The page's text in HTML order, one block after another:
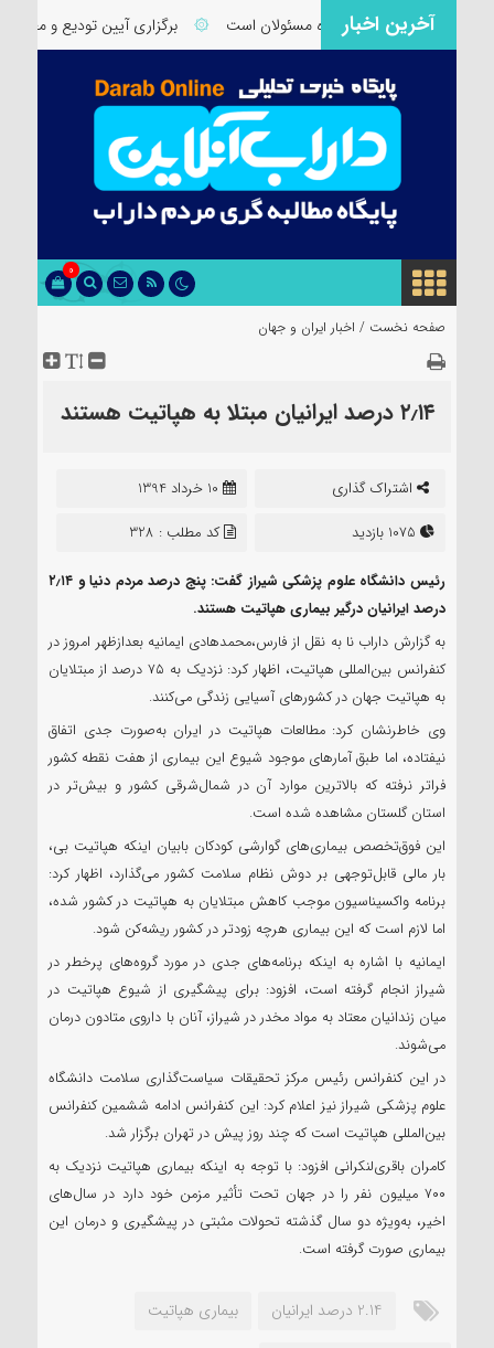
آخرین اخبار
نیازمند توجه ویژه مسئولان است ۞ برگزاری آیین تودیع و معارفه
0
صفحه نخست / اخبار ایران و جهان
۲٫۱۴ درصد ایرانیان مبتلا به هپاتیت هستند
اشتراک گذاری
10 خرداد 1394
کد مطلب : 328
رئیس دانشگاه علوم پزشکی شیراز گفت: پنج درصد مردم دنیا و ۲٫۱۴
درصد ایرانیان درگیر بیماری هپاتیت هستند.
به گزارش داراب نا به نقل از فارس،محمدهادی ایمانیه بعدازظهر امروز در
کنفرانس بین‌المللی هپاتیت، اظهار کرد: نزدیک به ۷۵ درصد از مبتلایان
به هپاتیت جهان در کشورهای آسیایی زندگی می‌کنند.
وی خاطرنشان کرد: مطالعات هپاتیت در ایران به‌صورت جدی اتفاق
نیفتاده، اما طبق آمارهای موجود شیوع این بیماری از هفت نقطه کشور
فراتر نرفته که بالاترین موارد آن در شمال‌شرقی کشور و بیش‌تر در
استان گلستان مشاهده‌ شده است.
این فوق‌تخصص بیماری‌های گوارشی کودکان بابیان اینکه هپاتیت بی،
بار مالی قابل‌توجهی بر دوش نظام سلامت کشور می‌گذارد، اظهار کرد:
برنامه واکسیناسیون موجب کاهش مبتلایان به هپاتیت در کشور شده،
اما لازم است که این بیماری هرچه زودتر در کشور ریشه‌کن شود.
ایمانیه با اشاره به اینکه برنامه‌های جدی در مورد گروه‌های پرخطر در
شیراز انجام‌ گرفته است، افزود: برای پیشگیری از شیوع هپاتیت در
میان زندانیان معتاد به مواد مخدر در شیراز، آنان با داروی متادون درمان
می‌شوند.
در این کنفرانس رئیس مرکز تحقیقات سیاست‌گذاری سلامت دانشگاه
علوم پزشکی شیراز نیز اعلام کرد: این کنفرانس ادامه ششمین کنفرانس
بین‌المللی هپاتیت است که چند روز پیش در تهران برگزار شد.
کامران باقری‌لنکرانی افزود: با توجه به اینکه بیماری هپاتیت نزدیک به
۷۰۰ میلیون نفر را در جهان تحت تأثیر مزمن خود دارد در سال‌های
اخیر، به‌ویژه دو سال گذشته تحولات مثبتی در پیشگیری و درمان این
بیماری صورت گرفته است.
2.14 درصد ایرانیان بیماری هپاتیت